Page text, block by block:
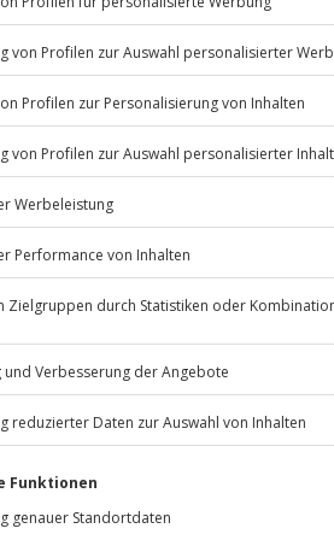
zu bestimmten Terminen
Absprache mit dem
Lebensmitteln bitte
Listenansicht
© OpenStreetMaps
Mühldorfstraße 8
81671 München
außer an bundesweiten